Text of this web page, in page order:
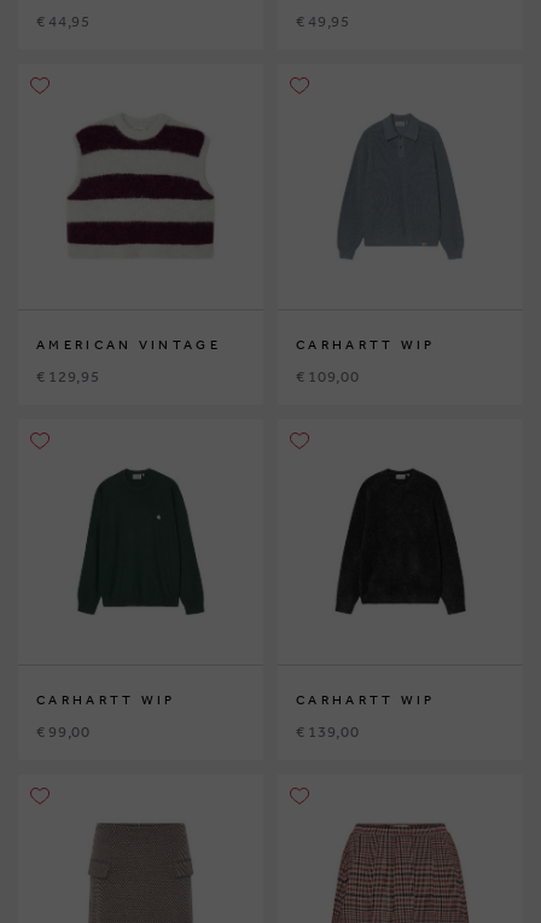
€ 44,95 € 49,95
AMERICAN VINTAGE
€ 129,95
CARHARTT WIP
€ 109,00
CARHARTT WIP
€ 99,00
CARHARTT WIP
€ 139,00